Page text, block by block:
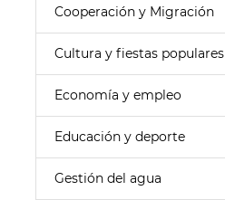
Cooperación y Migración
Cultura y fiestas populares
Economía y empleo
Educación y deporte
Gestión del agua